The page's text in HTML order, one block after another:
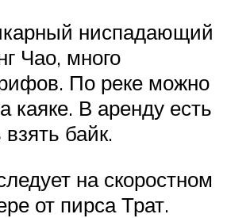
ниспадающий
Чао, много
По реке можно
каяке. В аренду есть
байк.
на скоростном
от пирса Трат.